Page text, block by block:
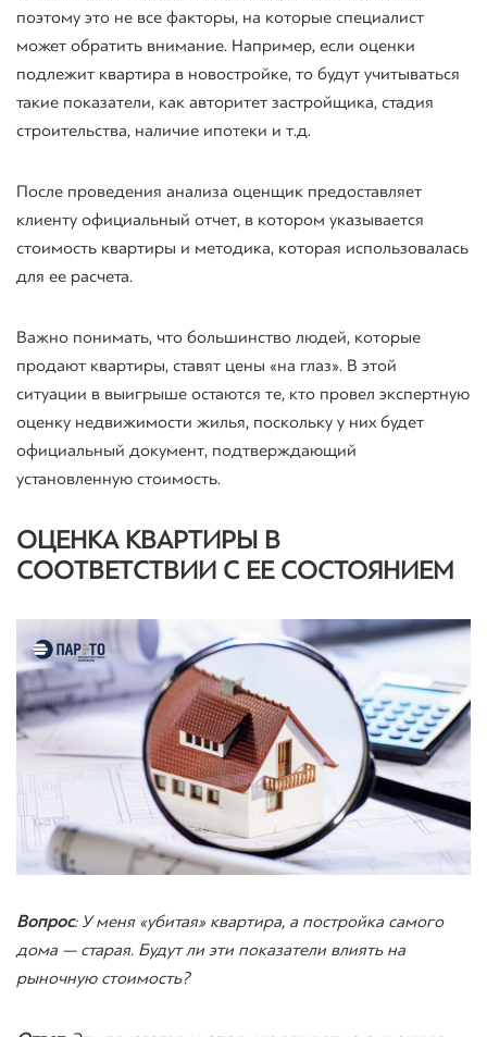
поэтому это не все факторы, на которые специалист
может обратить внимание. Например, если оценки
подлежит квартира в новостройке, то будут учитываться
такие показатели, как авторитет застройщика, стадия
строительства, наличие ипотеки и т.д.
После проведения анализа оценщик предоставляет
клиенту официальный отчет, в котором указывается
стоимость квартиры и методика, которая использовалась
для ее расчета.
Важно понимать, что большинство людей, которые
продают квартиры, ставят цены «на глаз». В этой
ситуации в выигрыше остаются те, кто провел экспертную
оценку недвижимости жилья, поскольку у них будет
официальный документ, подтверждающий
установленную стоимость.
ОЦЕНКА КВАРТИРЫ В
СООТВЕТСТВИИ С ЕЕ СОСТОЯНИЕМ
Вопрос: У меня «убитая» квартира, а постройка самого
дома — старая. Будут ли эти показатели влиять на
рыночную стоимость?